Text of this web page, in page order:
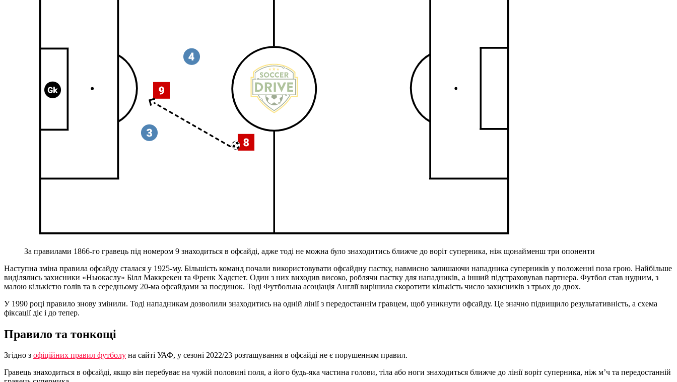
За правилами 1866-го гравець під номером 9 знаходиться в офсайді, адже тоді не можна було знаходитись ближче до воріт суперника, ніж щонайменш три опоненти
Наступна зміна правила офсайду сталася у 1925-му. Більшість команд почали використовувати офсайдну пастку, навмисно залишаючи нападника суперників у положенні поза грою. Найбільше
виділялись захисники «Ньюкаслу» Білл Маккрекен та Френк Хадспет. Один з них виходив високо, роблячи пастку для нападників, а інший підстраховував партнера. Футбол став нудним, з
малою кількістю голів та в середньому 20-ма офсайдами за поєдинок. Тоді Футбольна асоціація Англії вирішила скоротити кількість число захисників з трьох до двох.
У 1990 році правило знову змінили. Тоді нападникам дозволили знаходитись на одній лінії з передостаннім гравцем, щоб уникнути офсайду. Це значно підвищило результативність, а схема
фіксації діє і до тепер.
Правило та тонкощі
Згідно з офіційних правил футболу на сайті УАФ, у сезоні 2022/23 розташування в офсайді не є порушенням правил.
Гравець знаходиться в офсайді, якщо він перебуває на чужій половині поля, а його будь-яка частина голови, тіла або ноги знаходиться ближче до лінії воріт суперника, ніж м’ч та передостанній